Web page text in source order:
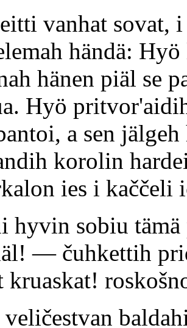
vanhat sovat,
händä:
hänen piäl se
Hyö
a sen
korolin
ies i kaččeli
hyvin sobiu
— čuhkettih
veličestvan